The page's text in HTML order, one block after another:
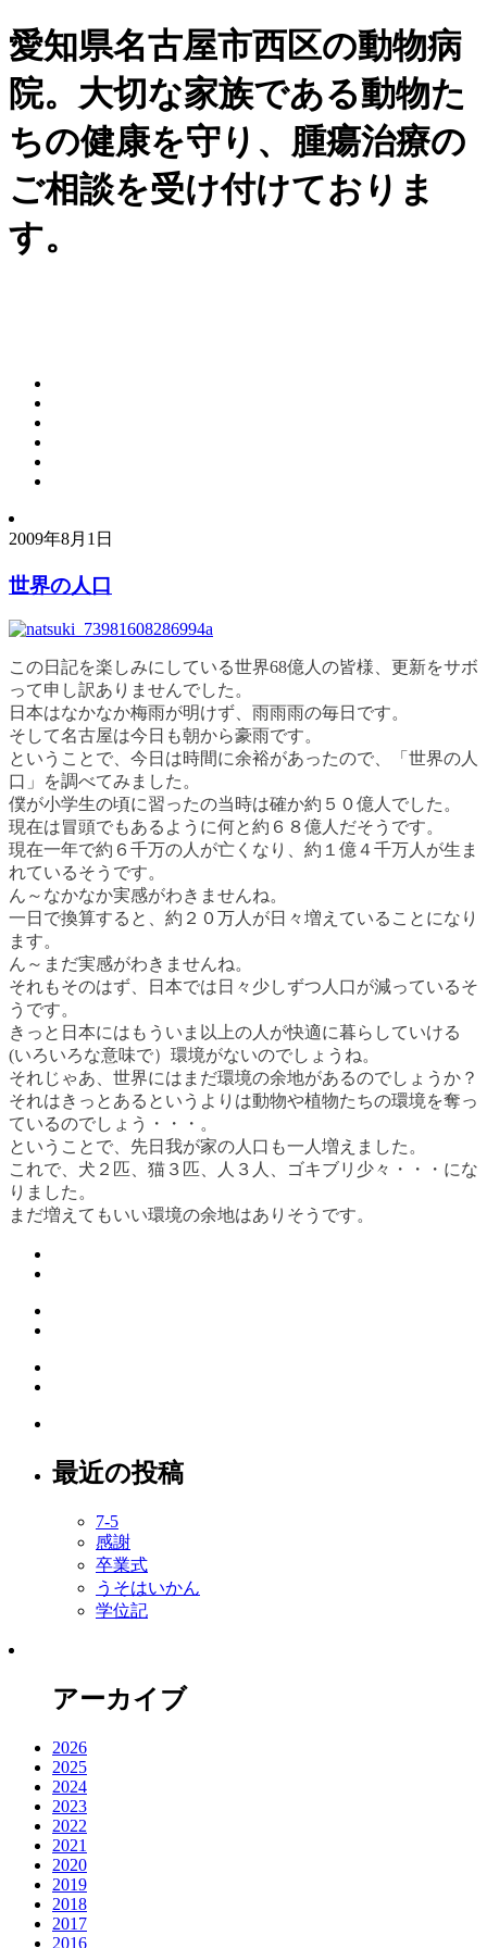
愛知県名古屋市西区の動物病
院。大切な家族である動物た
ちの健康を守り、腫瘍治療の
ご相談を受け付けておりま
す。
2009年8月1日
世界の人口
この日記を楽しみにしている世界68億人の皆様、更新をサボ
って申し訳ありませんでした。
日本はなかなか梅雨が明けず、雨雨雨の毎日です。
そして名古屋は今日も朝から豪雨です。
ということで、今日は時間に余裕があったので、「世界の人
口」を調べてみました。
僕が小学生の頃に習ったの当時は確か約５０億人でした。
現在は冒頭でもあるように何と約６８億人だそうです。
現在一年で約６千万の人が亡くなり、約１億４千万人が生ま
れているそうです。
ん～なかなか実感がわきませんね。
一日で換算すると、約２０万人が日々増えていることになり
ます。
ん～まだ実感がわきませんね。
それもそのはず、日本では日々少しずつ人口が減っているそ
うです。
きっと日本にはもういま以上の人が快適に暮らしていける
(いろいろな意味で）環境がないのでしょうね。
それじゃあ、世界にはまだ環境の余地があるのでしょうか？
それはきっとあるというよりは動物や植物たちの環境を奪っ
ているのでしょう・・・。
ということで、先日我が家の人口も一人増えました。
これで、犬２匹、猫３匹、人３人、ゴキブリ少々・・・にな
りました。
まだ増えてもいい環境の余地はありそうです。
最近の投稿
7-5
感謝
卒業式
うそはいかん
学位記
アーカイブ
2026
2025
2024
2023
2022
2021
2020
2019
2018
2017
2016